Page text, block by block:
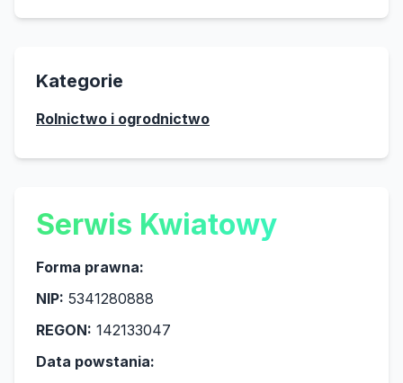
Kategorie
Rolnictwo i ogrodnictwo
Serwis Kwiatowy
Forma prawna:
NIP: 5341280888
REGON: 142133047
Data powstania: